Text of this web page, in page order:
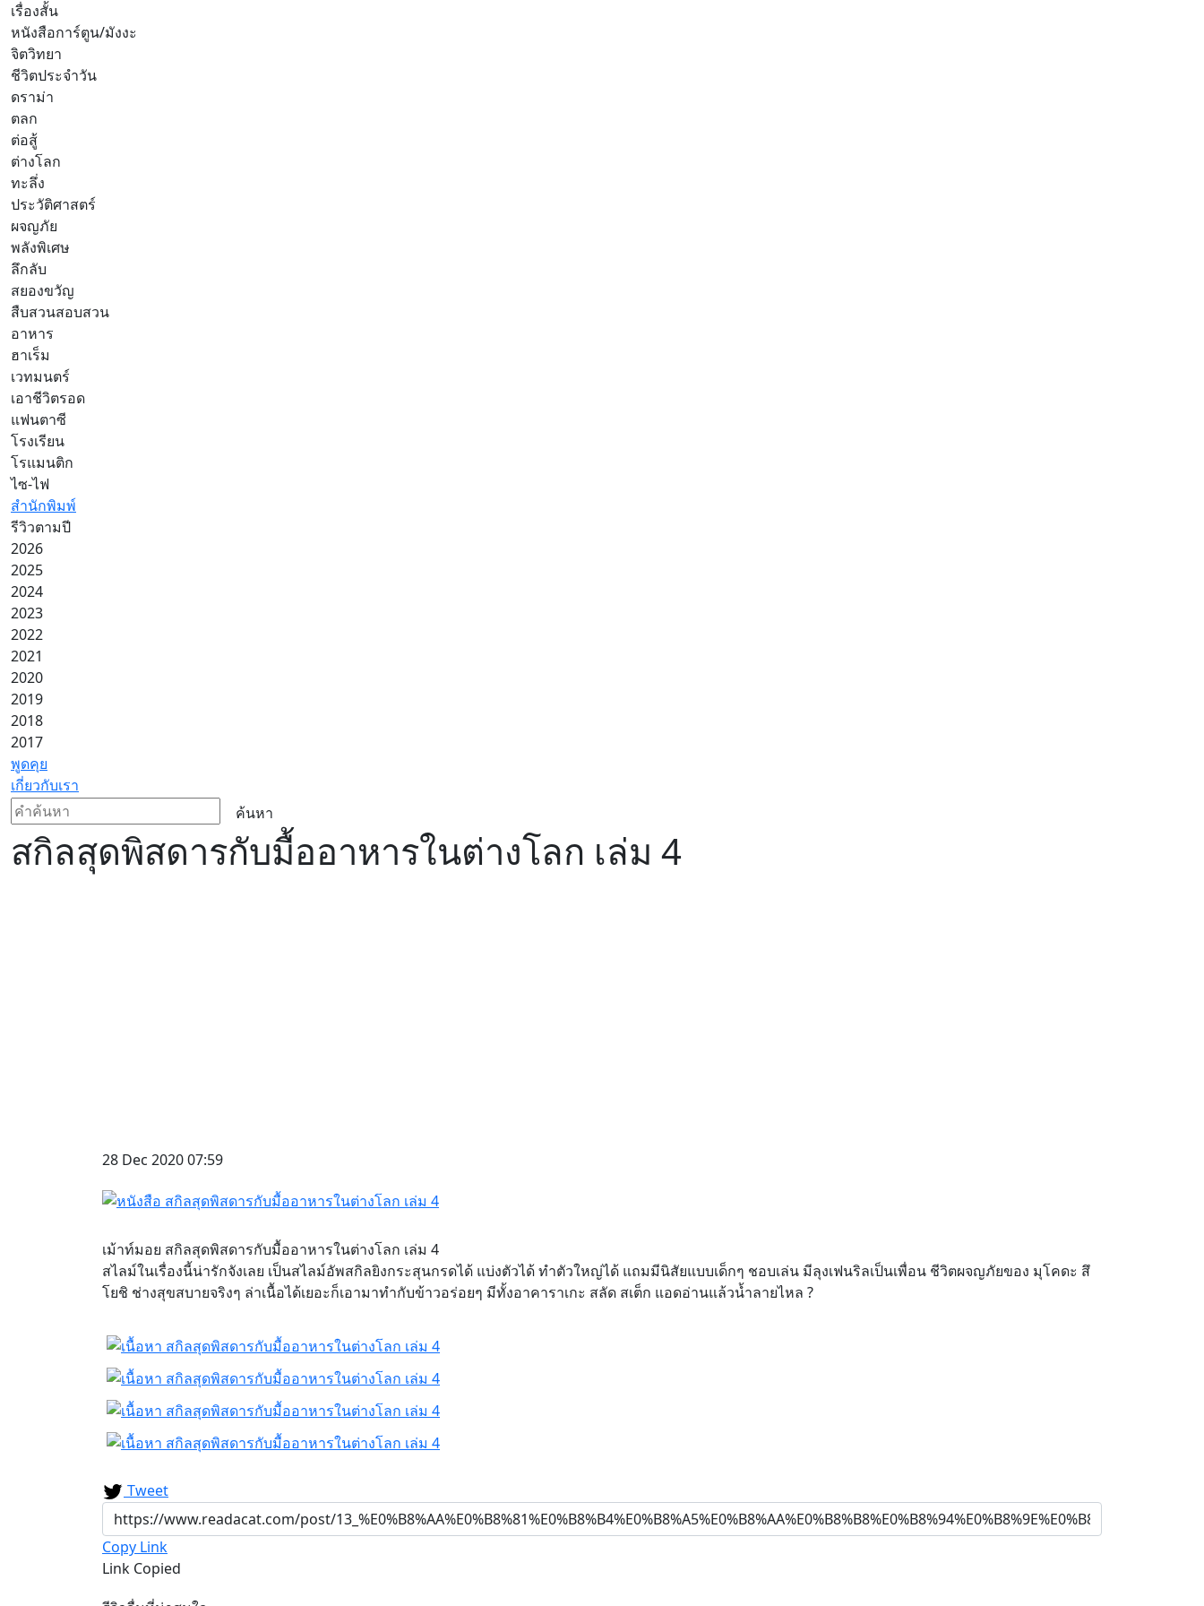
เรื่องสั้น
หนังสือการ์ตูน/มังงะ
จิตวิทยา
ชีวิตประจำวัน
ดราม่า
ตลก
ต่อสู้
ต่างโลก
ทะลึ่ง
ประวัติศาสตร์
ผจญภัย
พลังพิเศษ
ลึกลับ
สยองขวัญ
สืบสวนสอบสวน
อาหาร
ฮาเร็ม
เวทมนตร์
เอาชีวิตรอด
แฟนตาซี
โรงเรียน
โรแมนติก
ไซ-ไฟ
สำนักพิมพ์
รีวิวตามปี
2026
2025
2024
2023
2022
2021
2020
2019
2018
2017
พูดคุย
เกี่ยวกับเรา
ค้นหา
สกิลสุดพิสดารกับมื้ออาหารในต่างโลก เล่ม 4
28 Dec 2020 07:59
เม้าท์มอย สกิลสุดพิสดารกับมื้ออาหารในต่างโลก เล่ม 4
สไลม์ในเรื่องนี้น่ารักจังเลย เป็นสไลม์อัพสกิลยิงกระสุนกรดได้ แบ่งตัวได้ ทำตัวใหญ่ได้ แถมมีนิสัยแบบเด็กๆ ชอบเล่น มีลุงเฟนริลเป็นเพื่อน ชีวิตผจญภัยของ มุโคดะ สึ
โยชิ ช่างสุขสบายจริงๆ ล่าเนื้อได้เยอะก็เอามาทำกับข้าวอร่อยๆ มีทั้งอาคาราเกะ สลัด สเต็ก แอดอ่านแล้วน้ำลายไหล ?
Tweet
Copy Link
Link Copied